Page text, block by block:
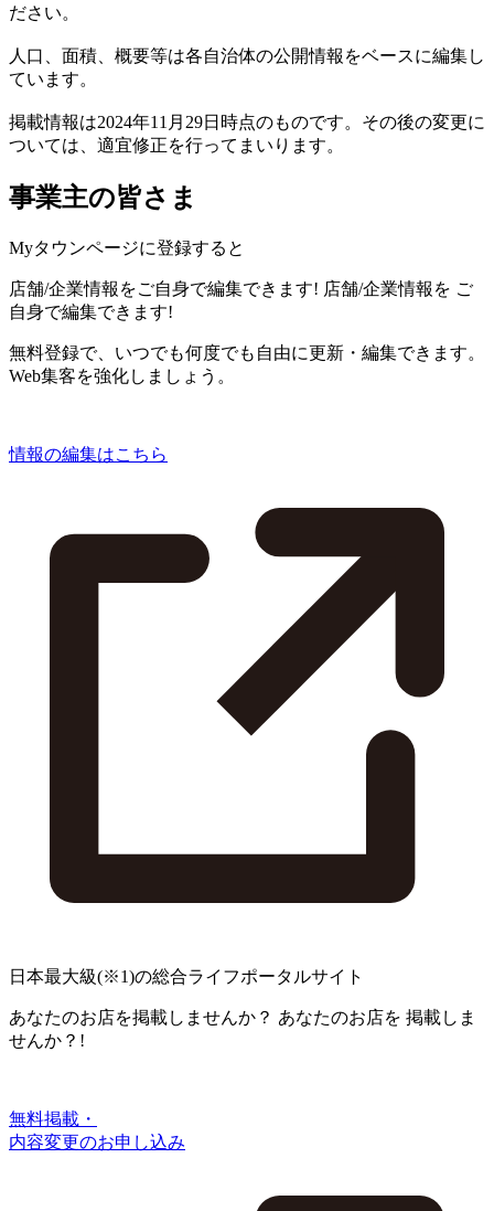
ださい。
人口、面積、概要等は各自治体の公開情報をベースに編集し
ています。
掲載情報は2024年11月29日時点のものです。その後の変更に
ついては、適宜修正を行ってまいります。
事業主の皆さま
Myタウンページに登録すると
店舗/企業情報をご自身で編集できます! 店舗/企業情報を ご
自身で編集できます!
無料登録で、いつでも何度でも自由に更新・編集できます。
Web集客を強化しましょう。
情報の編集はこちら
日本最大級(※1)の総合ライフポータルサイト
あなたのお店を掲載しませんか？ あなたのお店を 掲載しま
せんか？!
無料掲載・
内容変更のお申し込み